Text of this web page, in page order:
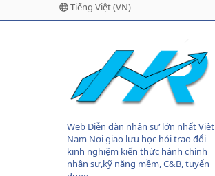
Tiếng Việt (VN)
Web Diễn đàn nhân sự lớn nhất Việt
Nam Nơi giao lưu học hỏi trao đổi
kinh nghiệm kiến thức hành chính
nhân sự,kỹ năng mềm, C&B, tuyển